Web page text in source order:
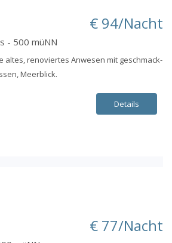
€ 94/Nacht
- 500 müNN
altes, renoviertes Anwesen mit geschmack-
Meerblick.
Details
€ 77/Nacht